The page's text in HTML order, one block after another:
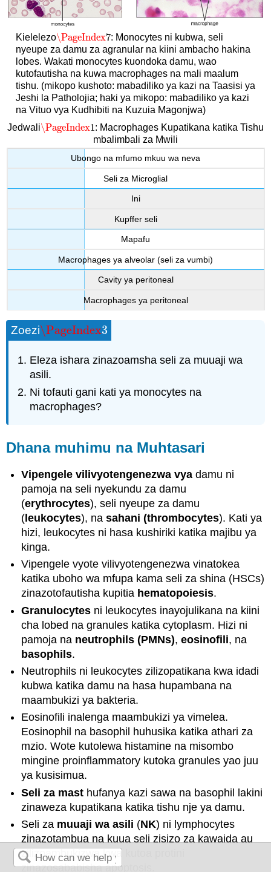
Kielelezo\PageIndex7
\PageIndex7: Monocytes ni kubwa, seli
nyeupe za damu za agranular na kiini ambacho hakina
lobes. Wakati monocytes kuondoka damu, wao
kutofautisha na kuwa macrophages na mali maalum
tishu. (mikopo kushoto: mabadiliko ya kazi na Taasisi ya
Jeshi la Patholojia; haki ya mikopo: mabadiliko ya kazi
na Vituo vya Kudhibiti na Kuzuia Magonjwa)
Jedwali\PageIndex1
\PageIndex1: Macrophages Kupatikana katika Tishu
mbalimbali za Mwili
Ubongo na mfumo mkuu wa neva
Seli za Microglial
Ini
Kupffer seli
Mapafu
Macrophages ya alveolar (seli za vumbi)
Cavity ya peritoneal
Macrophages ya peritoneal
Zoezi\PageIndex3
\PageIndex3
Eleza ishara zinazoamsha seli za muuaji wa
asili.
Ni tofauti gani kati ya monocytes na
macrophages?
Dhana muhimu na Muhtasari
Vipengele vilivyotengenezwa vya damu ni
pamoja na seli nyekundu za damu
(erythrocytes), seli nyeupe za damu
(leukocytes), nasahani (thrombocytes). Kati ya
hizi, leukocytes ni hasa kushiriki katika majibu ya
kinga.
Vipengele vyote vilivyotengenezwa vinatokea
katika uboho wa mfupa kama seli za shina (HSCs)
zinazotofautisha kupitia hematopoiesis.
Granulocytes ni leukocytes inayojulikana na kiini
cha lobed na granules katika cytoplasm. Hizi ni
pamoja na neutrophils (PMNs),eosinofili, na
basophils.
Neutrophils ni leukocytes zilizopatikana kwa idadi
kubwa katika damu na hasa hupambana na
maambukizi ya bakteria.
Eosinofili inalenga maambukizi ya vimelea.
Eosinophil na basophil huhusika katika athari za
mzio. Wote kutolewa histamine na misombo
mingine proinflammatory kutoka granules yao juu
ya kusisimua.
Seli za mast hufanya kazi sawa na basophil lakini
zinaweza kupatikana katika tishu nje ya damu.
Seli za muuaji wa asili (NK) ni lymphocytes
zinazotambua na kuua seli zisizo za kawaida au
zilizoambukizwa kwa kutoa protini
zinazosababisha apoptosis.